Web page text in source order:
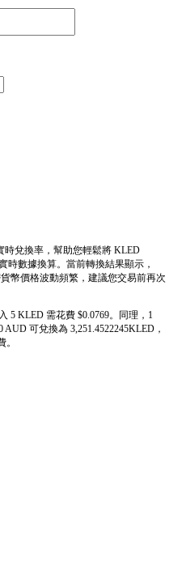
時兌換率，幫助您輕鬆將 KLED
數據換算。當前轉換結果顯示，
幣價格波動頻繁，建議您交易前再次
5 KLED 需花費 $0.0769。同理，1
可兌換為 3,251.4522245KLED，